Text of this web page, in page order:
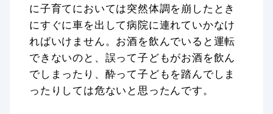
に子育てにおいては突然体調を崩したとき
にすぐに車を出して病院に連れていかなけ
ればいけません。お酒を飲んでいると運転
できないのと、誤って子どもがお酒を飲ん
でしまったり、酔って子どもを踏んでしま
ったりしては危ないと思ったんです。